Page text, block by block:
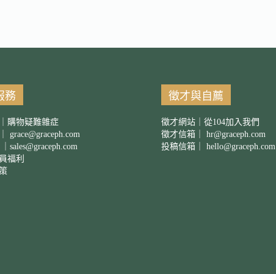
務
購物疑難雜症
grace@graceph.com
sales@graceph.com
福利
徵才與自薦
徵才網站｜從104加入我們
徵才信箱｜ hr@graceph.com
投稿信箱｜ hello@graceph.com